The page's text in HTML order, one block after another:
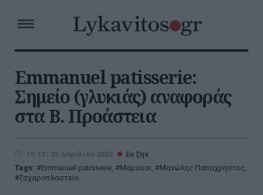
Emmanuel patisserie:
Σημείο (γλυκιάς) αναφοράς
στα Β. Προάστεια
15:13 | 25 Απριλίου 2023
Ευ ζην
Tags:
Emmanuel patisserie, Μαρούσι, Μανώλης Παπαχρήστος,
ζαχαροπλαστείο